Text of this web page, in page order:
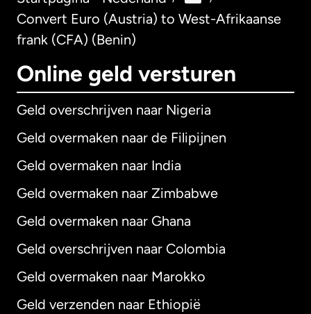
Convert Euro (Austria) to West-Afrikaanse
frank (CFA) (Benin)
Online geld versturen
Geld overschrijven naar Nigeria
Geld overmaken naar de Filipijnen
Geld overmaken naar India
Geld overmaken naar Zimbabwe
Geld overmaken naar Ghana
Geld overschrijven naar Colombia
Geld overmaken naar Marokko
Geld verzenden naar Ethiopië